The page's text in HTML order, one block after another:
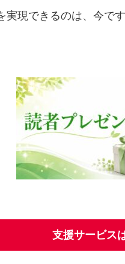
現できるのは、今です
支援サービス